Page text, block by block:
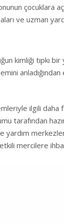
çocuklara
ve uzman
kimliği tıpkı
ilgili daha
tarafından
yardım
mercilere